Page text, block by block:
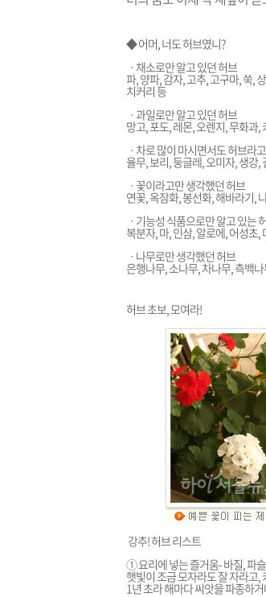
◆ 어머, 너도 허브였니?
ㆍ채소로만 알고 있던 허브
파, 양파, 감자, 고추, 고구마, 쑥,
치커리 등
ㆍ과일로만 알고 있던 허브
망고, 포도, 레몬, 오렌지, 무화과,
ㆍ차로 많이 마시면서도 허브라
율무, 보리, 둥글레, 오미자, 생강,
ㆍ꽃이라고만 생각했던 허브
연꽃, 옥잠화, 봉선화, 해바라기,
ㆍ기능성 식품으로만 알고 있는
복분자, 마, 인삼, 알로에, 어성초,
ㆍ나무로만 생각했던 허브
은행나무, 소나무, 차나무, 측백
허브 초보, 모여라!
강추! 허브 리스트
① 요리에 넣는 즐거움- 바질, 파
햇빛이 조금 모자라도 잘 자라고,
1년 초라 해마다 씨앗을 파종하